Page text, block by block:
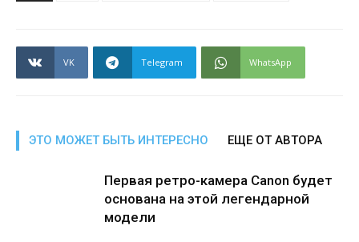
VK Telegram WhatsApp
ЭТО МОЖЕТ БЫТЬ ИНТЕРЕСНО ЕЩЕ ОТ АВТОРА
Первая ретро-камера Canon будет
основана на этой легендарной
модели